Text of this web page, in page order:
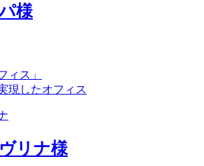
様
ィス」
現したオフィス
リナ様